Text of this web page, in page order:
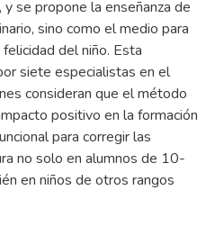
se propone la enseñanza de
sino como el medio para
del niño. Esta
siete especialistas en el
consideran que el método
positivo en la formación
para corregir las
no solo en alumnos de 10-
en niños de otros rangos